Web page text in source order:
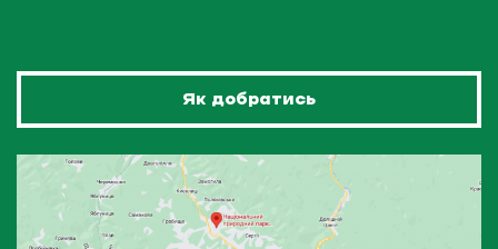
Як добратись